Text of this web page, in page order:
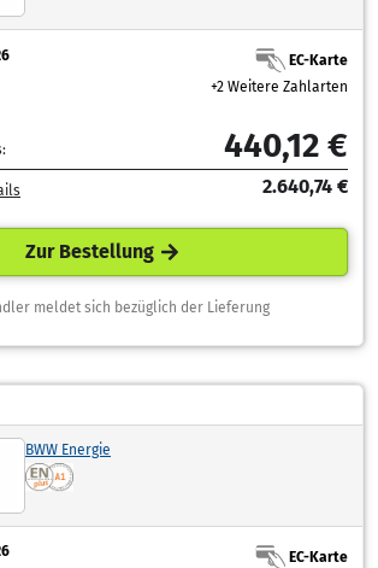
EC-Karte
+2 Weitere Zahlarten
440,12 €
2.640,74 €
Zur Bestellung
meldet sich bezüglich der Lieferung
BWW Energie
EC-Karte